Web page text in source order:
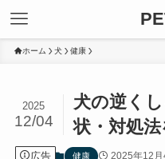
ホーム 犬 健康
犬の逆く
状・対処
2025
12/04
広告 健康 2025年12月